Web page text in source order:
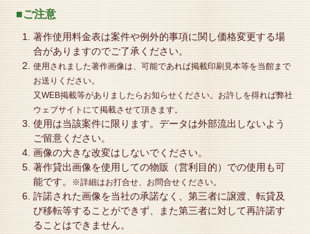
■ご注意
著作使用料金表は案件や例外的事項に関し価格変更する場
合がありますのでご了承ください。
使用されました著作画像は、可能であれば掲載印刷見本等を当館まで
お送りください。
又WEB掲載等がありましたらお知らせください。お許しを得れば弊社
ウェブサイトにて掲載させて頂きます。
使用は当該案件に限ります。データは外部流出しないよう
ご留意ください。
画像の大きな改変はしないでください。
著作貸出画像を使用しての物販（営利目的）での使用も可
能です。
※詳細はお打合せ、お問合せください。
許諾された画像を当社の承諾なく、第三者に譲渡、転貸及
び移転等することができず、また第三者に対して再許諾す
ることはできません。